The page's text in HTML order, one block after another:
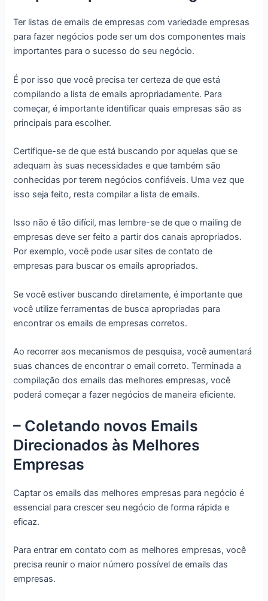
Ter listas de emails de empresas com variedade empresas
para fazer negócios pode ser um dos componentes mais
importantes para o sucesso do seu negócio.
É por isso que você precisa ter certeza de que está
compilando a lista de emails apropriadamente. Para
começar, é importante identificar quais empresas são as
principais para escolher.
Certifique-se de que está buscando por aquelas que se
adequam às suas necessidades e que também são
conhecidas por terem negócios confiáveis. Uma vez que
isso seja feito, resta compilar a lista de emails.
Isso não é tão difícil, mas lembre-se de que o mailing de
empresas deve ser feito a partir dos canais apropriados.
Por exemplo, você pode usar sites de contato de
empresas para buscar os emails apropriados.
Se você estiver buscando diretamente, é importante que
você utilize ferramentas de busca apropriadas para
encontrar os emails de empresas corretos.
Ao recorrer aos mecanismos de pesquisa, você aumentará
suas chances de encontrar o email correto. Terminada a
compilação dos emails das melhores empresas, você
poderá começar a fazer negócios de maneira eficiente.
– Coletando novos Emails
Direcionados às Melhores
Empresas
Captar os emails das melhores empresas para negócio é
essencial para crescer seu negócio de forma rápida e
eficaz.
Para entrar em contato com as melhores empresas, você
precisa reunir o maior número possível de emails das
empresas.